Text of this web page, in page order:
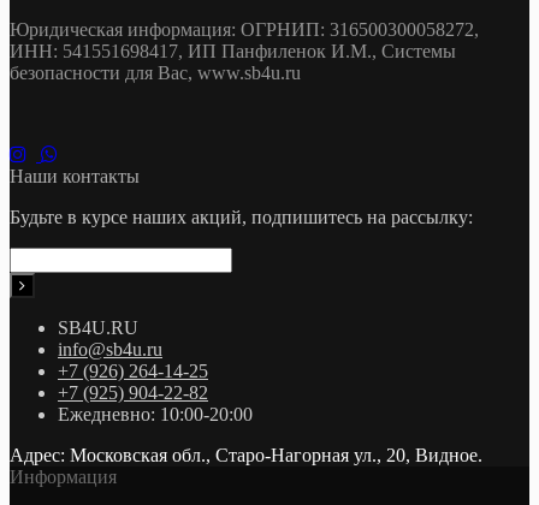
Юридическая информация: ОГРНИП: 316500300058272,
ИНН: 541551698417, ИП Панфиленок И.М., Системы
безопасности для Вас, www.sb4u.ru
Наши контакты
Будьте в курсе наших акций, подпишитесь на рассылку:
SB4U.RU
info@sb4u.ru
+7 (926) 264-14-25
+7 (925) 904-22-82
Ежедневно: 10:00-20:00
Адрес: Московская обл., Старо-Нагорная ул., 20, Видное.
Информация